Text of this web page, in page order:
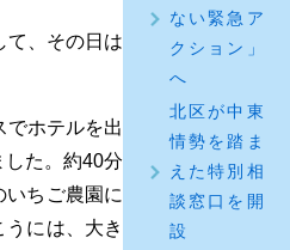
て、その日は
でホテルを出
た。約40分
ちご農園に
には、大き
ない緊急ア
クション」
へ
北区が中東
情勢を踏ま
えた特別相
談窓口を開
設